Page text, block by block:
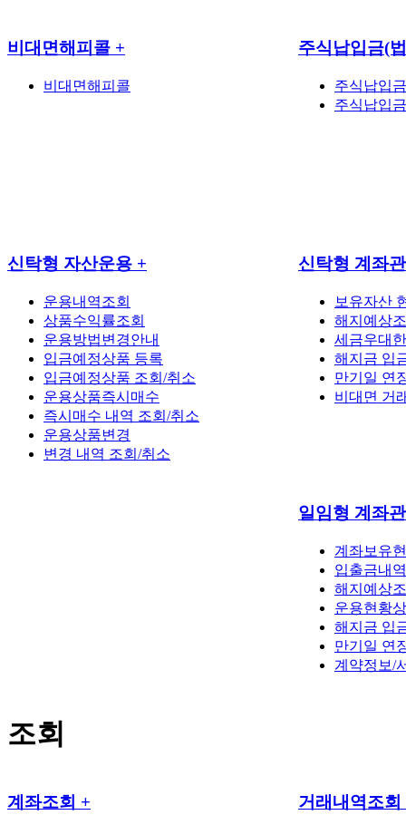
비대면해피콜 +
비대면해피콜
주식납입금(
주식납입
주식납입
신탁형 자산운용 +
운용내역조회
상품수익률조회
운용방법변경안내
입금예정상품 등록
입금예정상품 조회/취소
운용상품즉시매수
즉시매수 내역 조회/취소
운용상품변경
변경 내역 조회/취소
신탁형 계좌
보유자산
해지예상
세금우대
해지금 입
만기일 연
비대면 거
일임형 계좌
계좌보유
입출금내역
해지예상
운용현황
해지금 입
만기일 연
계약정보/
조회
계좌조회 + 거래내역조회